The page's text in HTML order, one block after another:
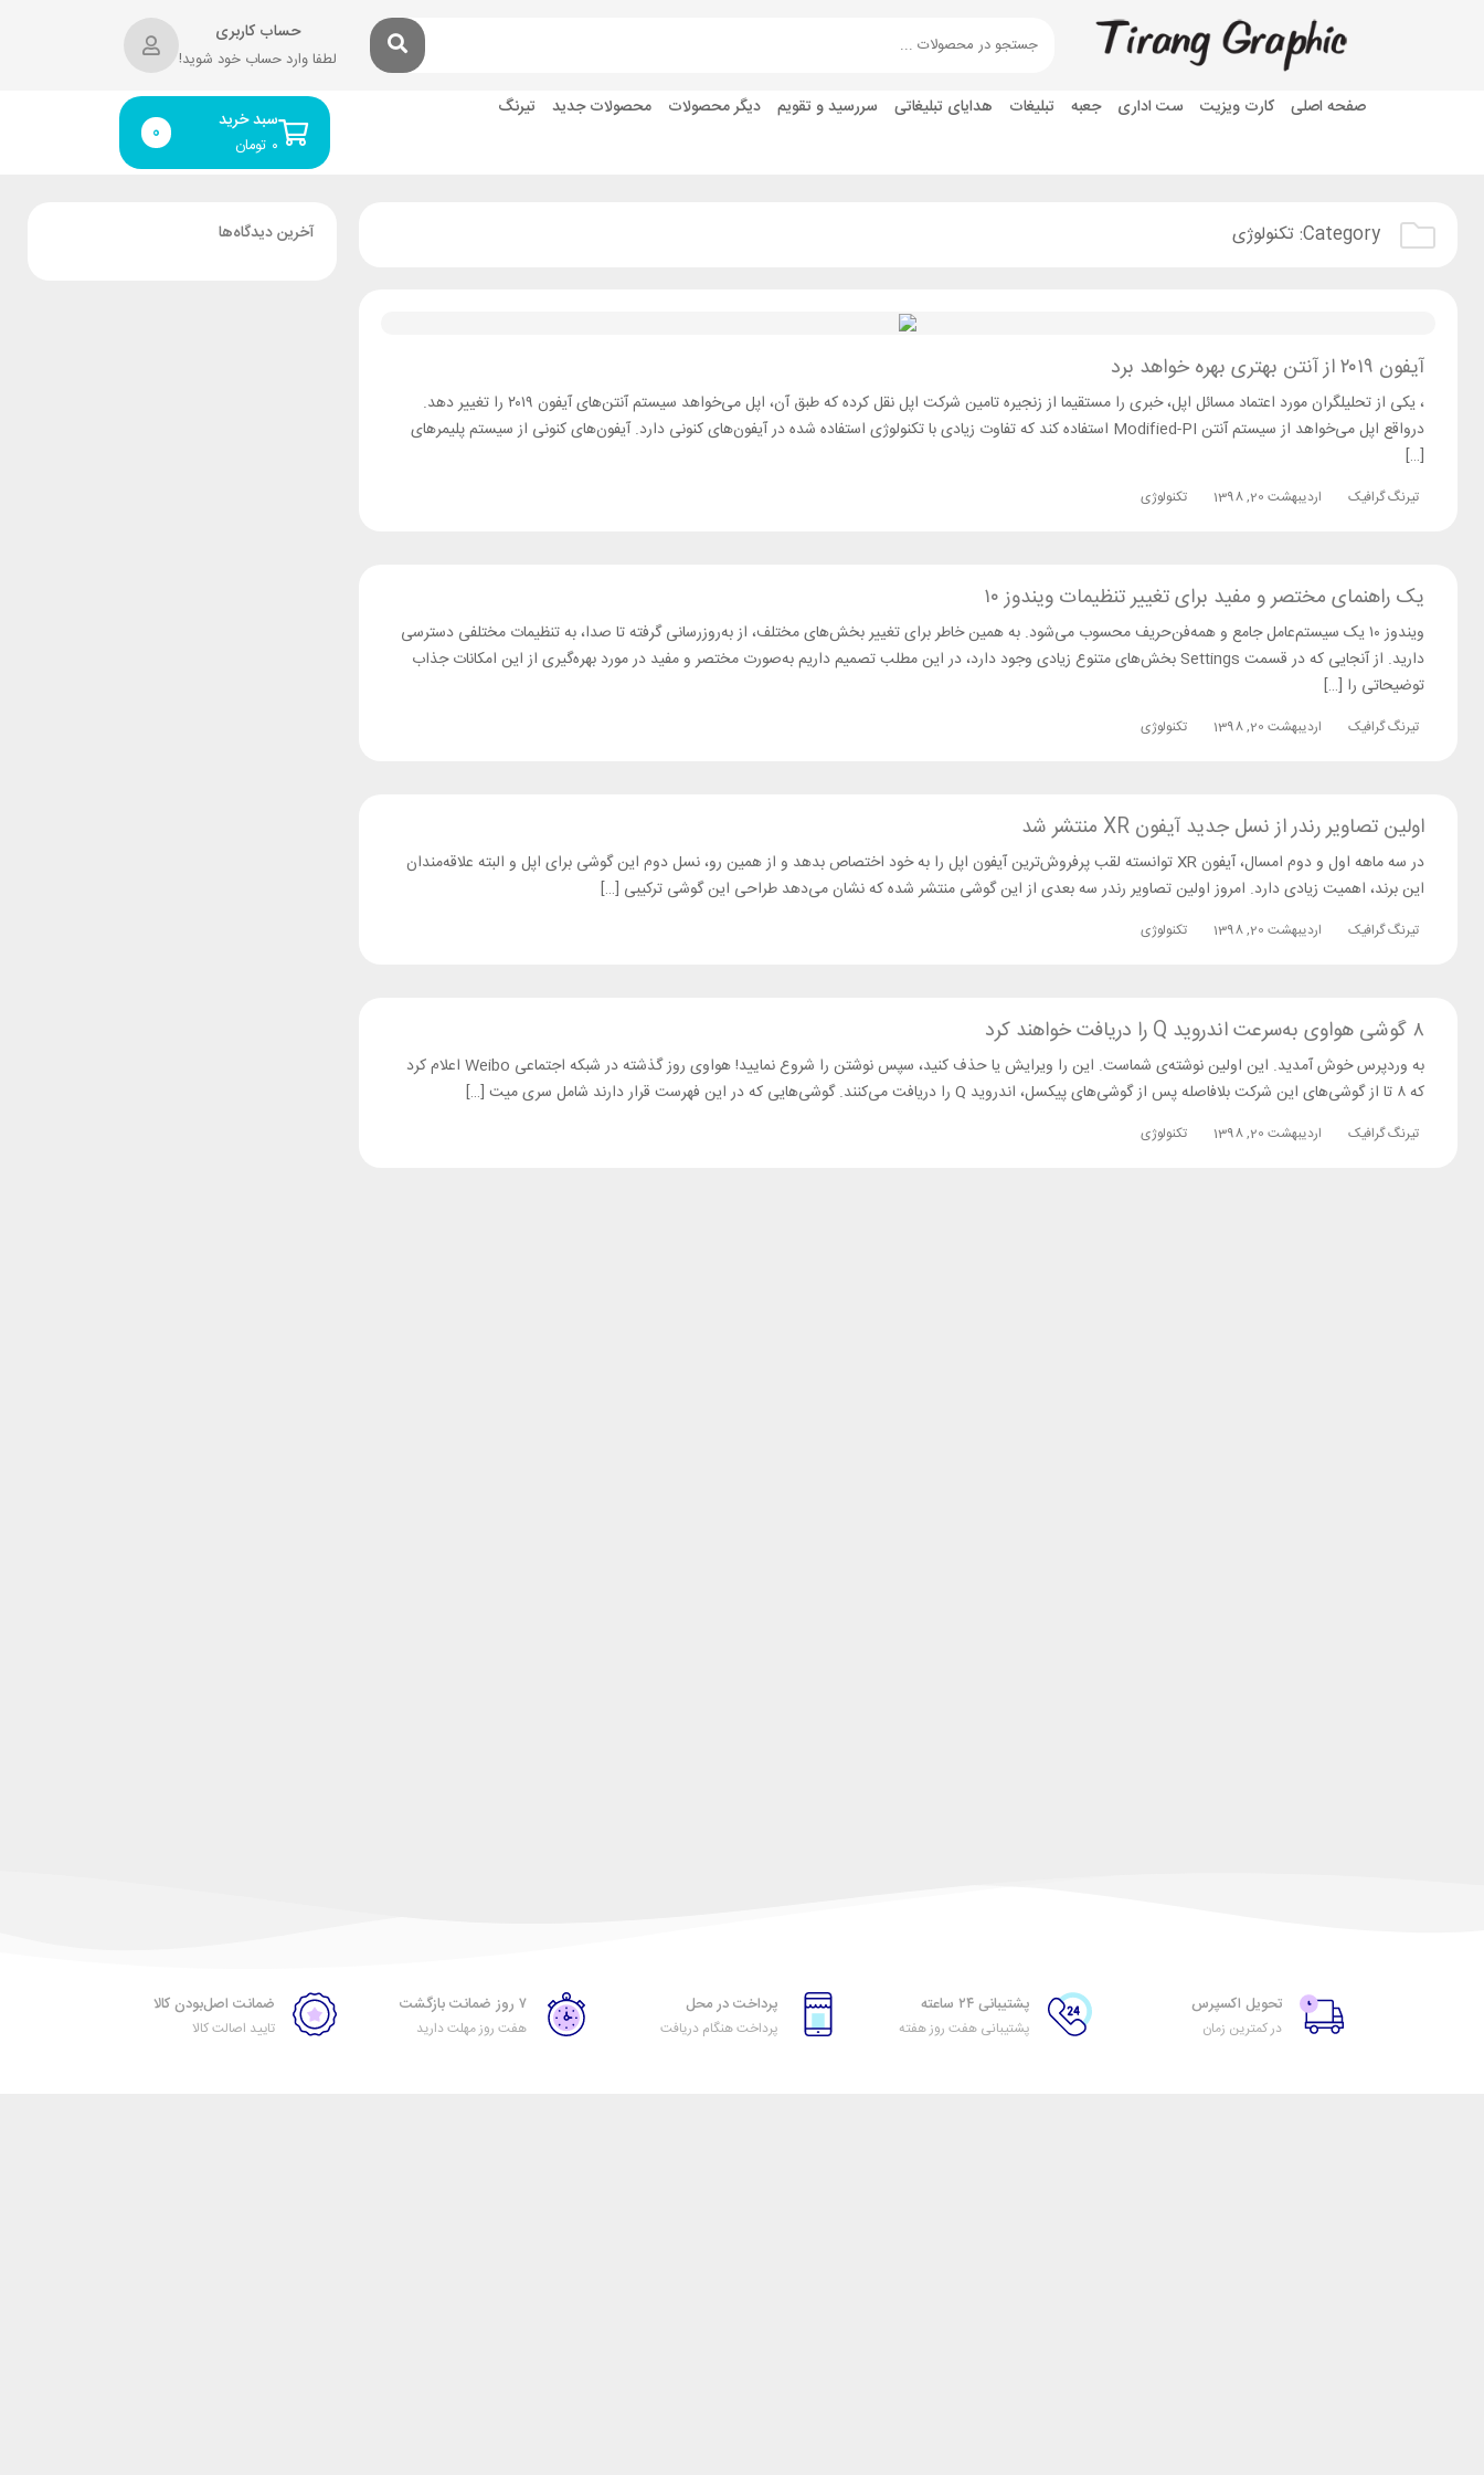
حساب کاربری
لطفا وارد حساب خود شوید!
صفحه اصلی کارت ویزیت ست اداری جعبه تبلیغات هدایای تبلیغاتی سررسید و تقویم دیگر محصولات محصولات جدید تیرنگ سبد خرید
تومان ۰ 0
Category: تکنولوژی
آیفون ۲۰۱۹ از آنتن بهتری بهره خواهد برد
، یکی از تحلیلگران مورد اعتماد مسائل اپل، خبری را مستقیما از زنجیره تامین شرکت اپل نقل کرده که طبق آن، اپل می‌خواهد سیستم آنتن‌های آیفون ۲۰۱۹ را تغییر دهد.
درواقع اپل می‌خواهد از سیستم آنتن Modified-PI استفاده کند که تفاوت زیادی با تکنولوژی استفاده شده در آیفون‌های کنونی دارد. آیفون‌های کنونی از سیستم پلیمرهای
[…]
تیرنگ گرافیک اردیبهشت 20, 1398 تکنولوژی
یک راهنمای مختصر و مفید برای تغییر تنظیمات ویندوز ۱۰
ویندوز ۱۰ یک سیستم‌عامل جامع و همه‌فن‌حریف محسوب می‌شود. به همین خاطر برای تغییر بخش‌های مختلف، از به‌روزرسانی گرفته تا صدا، به تنظیمات مختلفی دسترسی
دارید. از آنجایی که در قسمت Settings بخش‌های متنوع زیادی وجود دارد، در این مطلب تصمیم داریم به‌صورت مختصر و مفید در مورد بهره‌گیری از این امکانات جذاب
توضیحاتی را […]
تیرنگ گرافیک اردیبهشت 20, 1398 تکنولوژی
اولین تصاویر رندر از نسل جدید آیفون XR منتشر شد
در سه ماهه اول و دوم امسال، آیفون XR توانسته لقب پرفروش‌ترین آیفون اپل را به خود اختصاص بدهد و از همین رو، نسل دوم این گوشی برای اپل و البته علاقه‌مندان
این برند، اهمیت زیادی دارد. امروز اولین تصاویر رندر سه بعدی از این گوشی منتشر شده که نشان می‌دهد طراحی این گوشی ترکیبی […]
تیرنگ گرافیک اردیبهشت 20, 1398 تکنولوژی
۸ گوشی هواوی به‌سرعت اندروید Q را دریافت خواهند کرد
به وردپرس خوش آمدید. این اولین نوشته‌ی شماست. این را ویرایش یا حذف کنید، سپس نوشتن را شروع نمایید! هواوی روز گذشته در شبکه اجتماعی Weibo اعلام کرد
که ۸ تا از گوشی‌های این شرکت بلافاصله پس از گوشی‌های پیکسل، اندروید Q را دریافت می‌کنند. گوشی‌هایی که در این فهرست قرار دارند شامل سری میت […]
تیرنگ گرافیک اردیبهشت 20, 1398 تکنولوژی
آخرین دیدگاه‌ها
تحویل اکسپرس
در کمترین زمان
پشتیبانی ۲۴ ساعته
پشتیبانی هفت روز هفته
پرداخت در محل
پرداخت هنگام دریافت
۷ روز ضمانت بازگشت
هفت روز مهلت دارید
ضمانت اصل‌بودن کالا
تایید اصالت کالا